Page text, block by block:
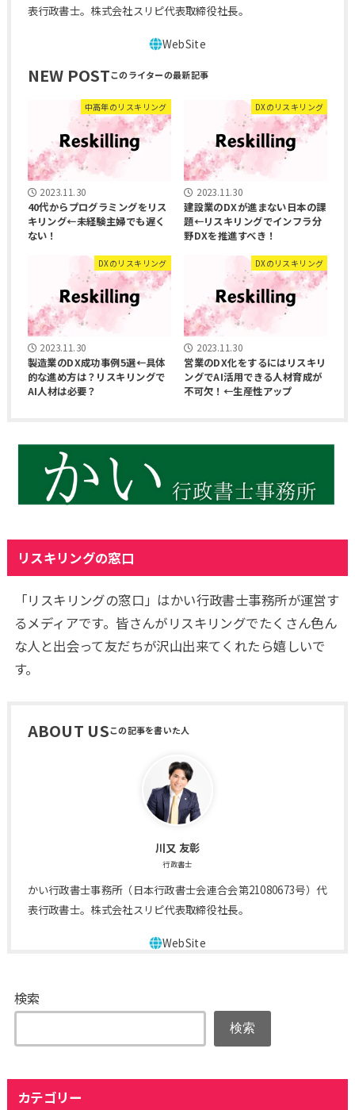
表行政書士。株式会社スリピ代表取締役社長。
NEW POST
中高年のリスキリング
2023.11.30
40代からプログラミングをリス
キリング←未経験主婦でも遅く
ない！
DXのリスキリング
2023.11.30
建設業のDXが進まない日本の課
題←リスキリングでインフラ分
野DXを推進すべき！
DXのリスキリング
2023.11.30
製造業のDX成功事例5選←具体
的な進め方は？リスキリングで
AI人材は必要？
DXのリスキリング
2023.11.30
営業のDX化をするにはリスキリ
ングでAI活用できる人材育成が
不可欠！←生産性アップ
リスキリングの窓口
「リスキリングの窓口」はかい行政書士事務所が運営す
るメディアです。皆さんがリスキリングでたくさん色ん
な人と出会って友だちが沢山出来てくれたら嬉しいで
す。
ABOUT US
川又 友彰
行政書士
かい行政書士事務所（日本行政書士会連合会第21080673号）代
表行政書士。株式会社スリピ代表取締役社長。
検索
検索
カテゴリー